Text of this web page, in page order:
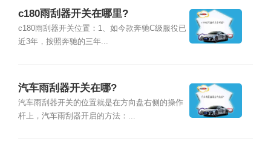
c180雨刮器开关在哪里?
c180雨刮器开关位置：1、如今款奔驰C级服役已
近3年，按照奔驰的三年...
汽车雨刮器开关在哪?
汽车雨刮器开关的位置就是在方向盘右侧的操作
杆上，汽车雨刮器开启的方法：...